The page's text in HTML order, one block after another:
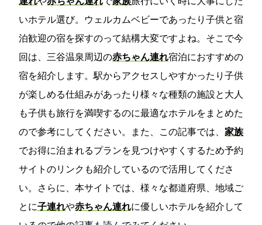
いホテル選び。ウェルカムベビーであったり子供と宿
泊歓迎の宿を探すのって結構大変ですよね。そこで今
回は、三谷温泉周辺の赤ちゃん連れ宿泊におすすめの
宿を紹介します。駅からアクセスしやすかったり子供
が楽しめる仕組みがあったり様々な種類の施設と大人
も子供も旅行を満喫するのに最適なホテルをまとめた
ので参考にしてください。また、この記事では、 家族
でお得に泊まれるプランを見つけやすくするため予約
サイトのリンクも紹介しているので活用してくださ
い。さらに、本サイトでは、様々な都道府県、地域ご
とに子連れや赤ちゃん連れに優しいホテルを紹介して